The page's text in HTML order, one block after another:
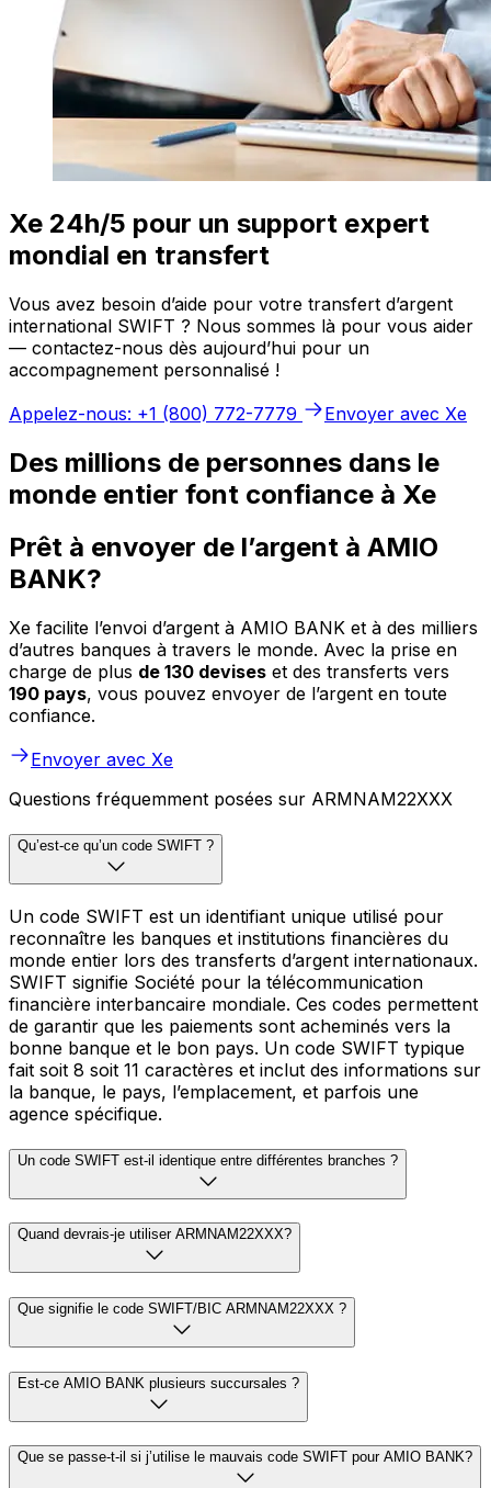
Xe 24h/5 pour un support expert
mondial en transfert
Vous avez besoin d’aide pour votre transfert d’argent
international SWIFT ? Nous sommes là pour vous aider
— contactez-nous dès aujourd’hui pour un
accompagnement personnalisé !
Appelez-nous: +1 (800) 772-7779
Envoyer avec Xe
Des millions de personnes dans le
monde entier font confiance à Xe
Prêt à envoyer de l’argent à AMIO
BANK?
Xe facilite l’envoi d’argent à AMIO BANK et à des milliers
d’autres banques à travers le monde. Avec la prise en
charge de plus de 130 devises et des transferts vers
190 pays, vous pouvez envoyer de l’argent en toute
confiance.
Envoyer avec Xe
Questions fréquemment posées sur ARMNAM22XXX
Qu’est-ce qu’un code SWIFT ?
Un code SWIFT est un identifiant unique utilisé pour
reconnaître les banques et institutions financières du
monde entier lors des transferts d’argent internationaux.
SWIFT signifie Société pour la télécommunication
financière interbancaire mondiale. Ces codes permettent
de garantir que les paiements sont acheminés vers la
bonne banque et le bon pays. Un code SWIFT typique
fait soit 8 soit 11 caractères et inclut des informations sur
la banque, le pays, l’emplacement, et parfois une
agence spécifique.
Un code SWIFT est-il identique entre différentes branches ?
Quand devrais-je utiliser ARMNAM22XXX?
Que signifie le code SWIFT/BIC ARMNAM22XXX ?
Est-ce AMIO BANK plusieurs succursales ?
Que se passe-t-il si j’utilise le mauvais code SWIFT pour AMIO BANK?